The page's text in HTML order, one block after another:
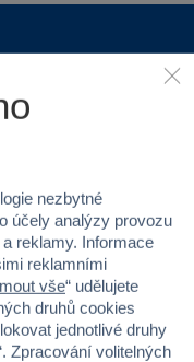
40 kamenných
prodejen v ČR
nezbytné
účely analýzy provozu
reklamy. Informace
reklamními
vše“ udělujete
druhů cookies
jednotlivé druhy
Zpracování volitelných